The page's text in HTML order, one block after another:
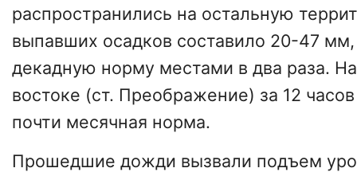
распространились на остальную
выпавших осадков составило 20-47
декадную норму местами в два раза.
востоке (ст. Преображение) за 12
почти месячная норма.
Прошедшие дожди вызвали подъем